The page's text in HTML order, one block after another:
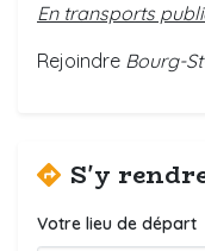
En transports
Rejoindre Bourg-
S'y
Votre lieu de départ